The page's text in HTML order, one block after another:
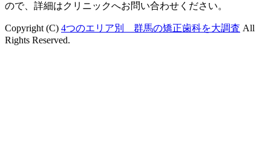
ので、詳細はクリニックへお問い合わせください。
Copyright (C) 4つのエリア別 群馬の矯正歯科を大調査 All
Rights Reserved.